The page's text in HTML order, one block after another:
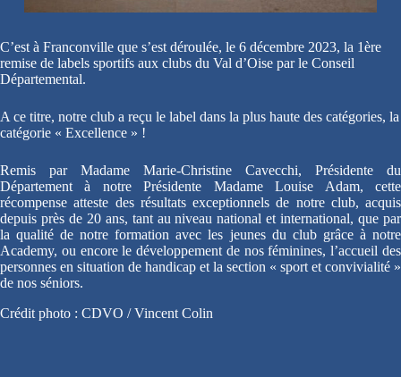
C’est à Franconville que s’est déroulée, le 6 décembre 2023, la 1ère
remise de labels sportifs aux clubs du Val d’Oise par le Conseil
Départemental.
A ce titre, notre club a reçu le label dans la plus haute des catégories, la
catégorie « Excellence » !
Remis par Madame Marie-Christine Cavecchi, Présidente du
Département à notre Présidente Madame Louise Adam, cette
récompense atteste des résultats exceptionnels de notre club, acquis
depuis près de 20 ans, tant au niveau national et international, que par
la qualité de notre formation avec les jeunes du club grâce à notre
Academy, ou encore le développement de nos féminines, l’accueil des
personnes en situation de handicap et la section « sport et convivialité »
de nos séniors.
Crédit photo : CDVO / Vincent Colin